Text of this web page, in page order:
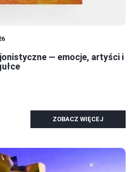
— emocje, artyści i
ZOBACZ WIĘCEJ